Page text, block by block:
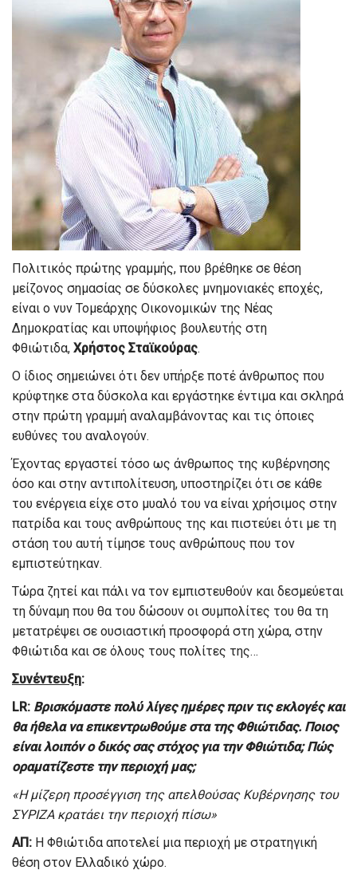
Πολιτικός πρώτης γραμμής, που βρέθηκε σε θέση
μείζονος σημασίας σε δύσκολες μνημονιακές εποχές,
είναι ο νυν Τομεάρχης Οικονομικών της Νέας
Δημοκρατίας και υποψήφιος βουλευτής στη
Φθιώτιδα, Χρήστος Σταϊκούρας.
Ο ίδιος σημειώνει ότι δεν υπήρξε ποτέ άνθρωπος που
κρύφτηκε στα δύσκολα και εργάστηκε έντιμα και σκληρά
στην πρώτη γραμμή αναλαμβάνοντας και τις όποιες
ευθύνες του αναλογούν.
Έχοντας εργαστεί τόσο ως άνθρωπος της κυβέρνησης
όσο και στην αντιπολίτευση, υποστηρίζει ότι σε κάθε
του ενέργεια είχε στο μυαλό του να είναι χρήσιμος στην
πατρίδα και τους ανθρώπους της και πιστεύει ότι με τη
στάση του αυτή τίμησε τους ανθρώπους που τον
εμπιστεύτηκαν.
Τώρα ζητεί και πάλι να τον εμπιστευθούν και δεσμεύεται
τη δύναμη που θα του δώσουν οι συμπολίτες του θα τη
μετατρέψει σε ουσιαστική προσφορά στη χώρα, στην
Φθιώτιδα και σε όλους τους πολίτες της…
Συνέντευξη:
LR: Βρισκόμαστε πολύ λίγες ημέρες πριν τις εκλογές και
θα ήθελα να επικεντρωθούμε στα της Φθιώτιδας. Ποιος
είναι λοιπόν ο δικός σας στόχος για την Φθιώτιδα; Πώς
οραματίζεστε την περιοχή μας;
«H μίζερη προσέγγιση της απελθούσας Κυβέρνησης του
ΣΥΡΙΖΑ κρατάει την περιοχή πίσω»
ΑΠ: Η Φθιώτιδα αποτελεί μια περιοχή με στρατηγική
θέση στον Ελλαδικό χώρο.